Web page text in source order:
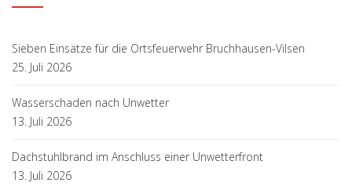
Sieben Einsätze für die Ortsfeuerwehr Bruchhausen-Vilsen
25. Juli 2026
Wasserschaden nach Unwetter
13. Juli 2026
Dachstuhlbrand im Anschluss einer Unwetterfront
13. Juli 2026